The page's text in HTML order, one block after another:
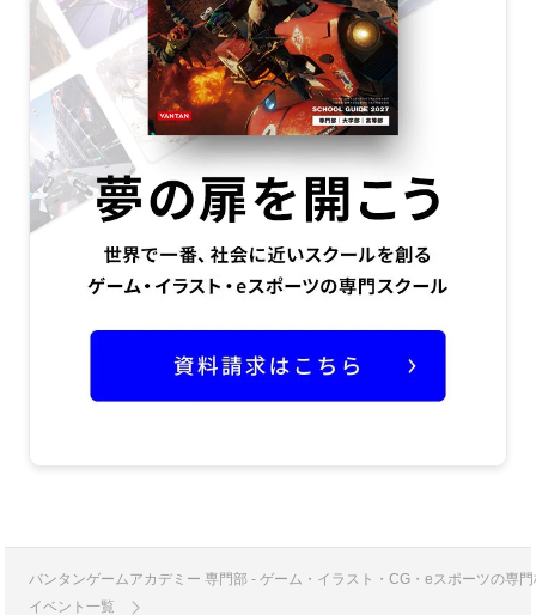
バンタンゲームアカデミー 専門部 - ゲーム・イラスト・CG・eスポーツの専
イベント一覧